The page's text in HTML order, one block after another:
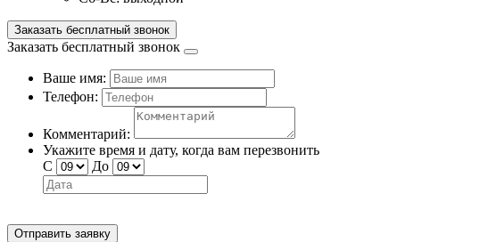
Заказать бесплатный звонок
Заказать бесплатный звонок
Ваше имя:
Телефон:
Комментарий:
Укажите время и дату, когда вам перезвонить
С
До
Отправить заявку